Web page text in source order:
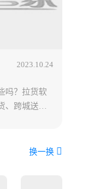
2023.10.24
吗？拉货软
、跨城送
软件有什么
换一换